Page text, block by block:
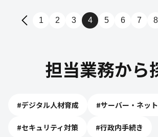
1 2 3 4 5 6 7 8
担当業務から
#デジタル人材育成 #サーバー・ネッ
#セキュリティ対策 #行政内手続き